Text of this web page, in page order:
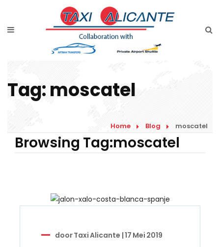
Prijsaanvraag
Blog
Tag:moscatel
Home Blog moscatel
Browsing Tag:moscatel
doorTaxi Alicante |17 Mei 2019